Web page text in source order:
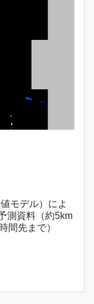
モデル）によ
測資料（約5km
間先まで）